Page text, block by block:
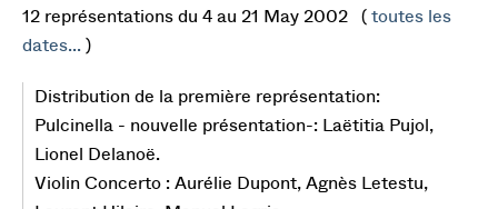
12 représentations du 4 au 21 May 2002 ( toutes les
dates... )
Distribution de la première représentation:
Pulcinella - nouvelle présentation-: Laëtitia Pujol,
Lionel Delanoë.
Violin Concerto : Aurélie Dupont, Agnès Letestu,